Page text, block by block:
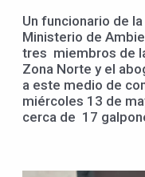
Un funcionario de
Ministerio de
tres miembros de
Zona Norte y el
a este medio de
miércoles 13 de
cerca de 17